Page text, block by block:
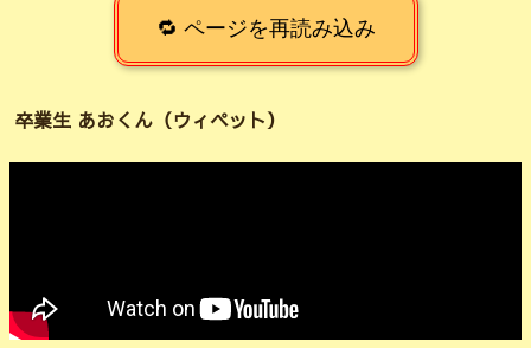
🔁 ページを再読み込み
卒業生 あおくん（ウィペット）